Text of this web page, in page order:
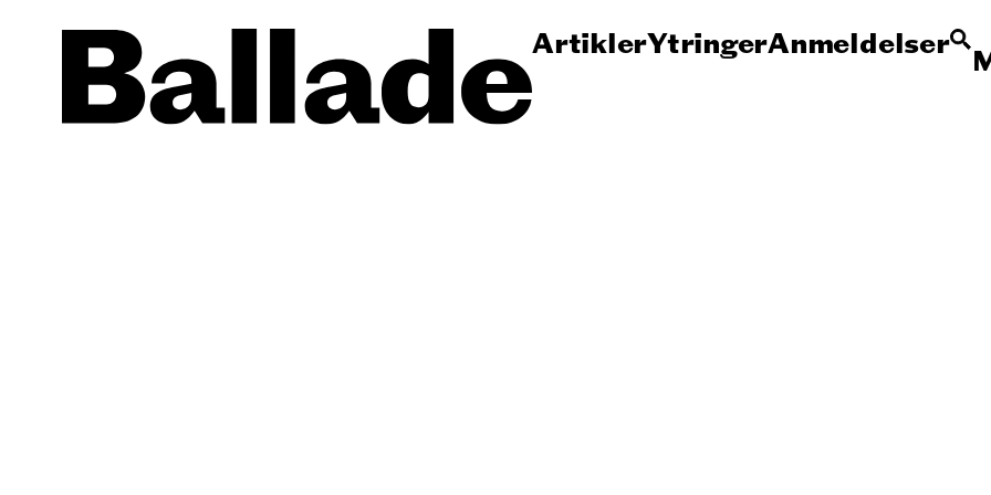
ArtiklerYtringerAnmeldelser